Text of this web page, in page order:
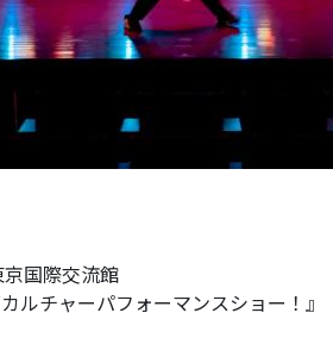
国際交流館
ルチャーパフォーマンスショー！』